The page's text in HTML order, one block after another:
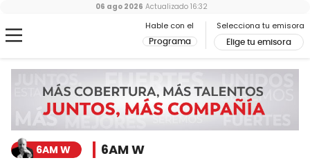
Hable con el
Programa
Selecciona tu emisora
Elige tu emisora
06 ago 2026 Actualizado 16:32
6AM W 6AM W